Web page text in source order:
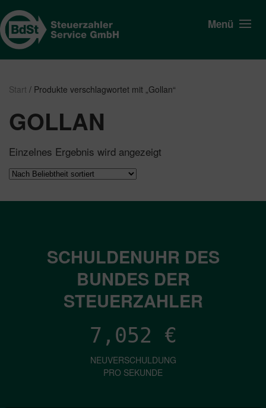
Menü
Start / Produkte verschlagwortet mit „Gollan“
GOLLAN
Einzelnes Ergebnis wird angezeigt
SCHULDENUHR DES
BUNDES DER
STEUERZAHLER
7,052 €
NEUVERSCHULDUNG
PRO SEKUNDE